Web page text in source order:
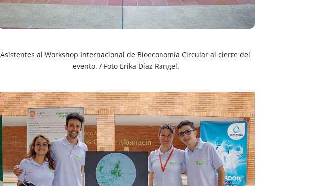
Asistentes al Workshop Internacional de Bioeconomía Circular al cierre del
evento. / Foto Erika Díaz Rangel.